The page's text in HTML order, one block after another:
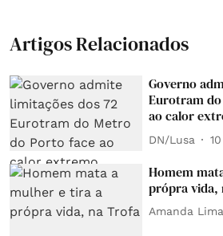
Artigos Relacionados
Governo
Eurotram
ao calor
DN/Lusa
Homem
própra vida,
Amanda Lima